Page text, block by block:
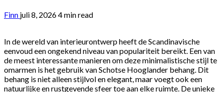
Finn juli 8, 20264 min read
In de wereld van interieurontwerp heeft de Scandinavische
eenvoud een ongekend niveau van populariteit bereikt. Een van
de meest interessante manieren om deze minimalistische stijl te
omarmen is het gebruik van Schotse Hooglander behang. Dit
behang is niet alleen stijlvol en elegant, maar voegt ook een
natuurlijke en rustgevende sfeer toe aan elke ruimte. De unieke